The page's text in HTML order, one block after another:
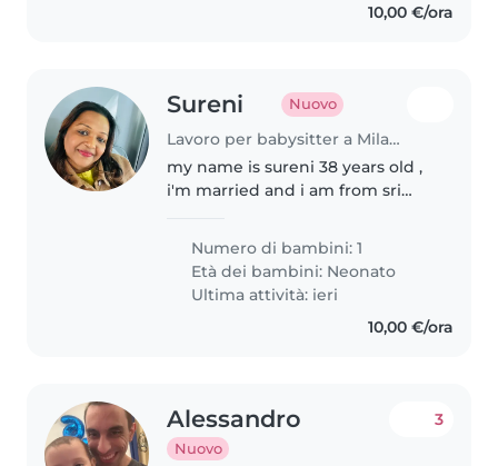
10,00 €/ora
Sureni Nuovo
Lavoro per babysitter a Milano
my name is sureni 38 years old ,
i'm married and i am from sri
Numero di bambini: 1
Età dei bambini: Neonato
Ultima attività: ieri
10,00 €/ora
Alessandro
Nuovo
3